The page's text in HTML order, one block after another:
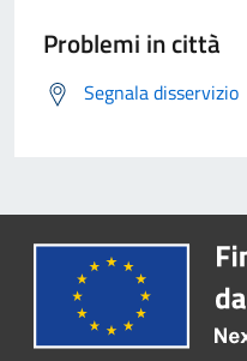
Problemi in città
Segnala disservizio